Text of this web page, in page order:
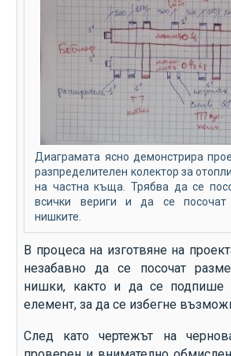
Диаграмата ясно демонстрира
разпределителен колектор за
на частна къща. Трябва да се
всички вериги и да се посочат
нишките.
В процеса на изготвяне на
незабавно да се посочат
нишки, както и да се подпише
елемент, за да се избегне
След като чертежът на